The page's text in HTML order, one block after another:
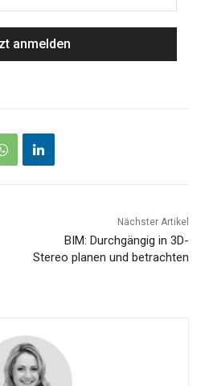
Nächster Artikel
BIM: Durchgängig in 3D-
Stereo planen und betrachten